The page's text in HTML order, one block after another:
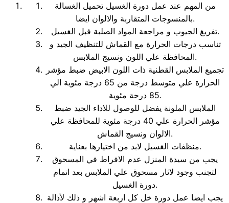
من المهم عند عمل دورة الغسيل تحميل الغسالة
بالمنسوجات المتقاربة والالوان ايضا.
تفريغ الجيوب و مراجعة المواد الصلبة فبل الغسيل.
تناسب درجات الحرارة مع القماش للتنظيف الجيد و
المحافظة علي اللون ونسيج الملابس.
تجميع الملابس القطنية ذات اللون الابيض ضبط مؤشر
الحرارة علي متوسط درجة من 65 درجة مئوية الي
85 درحة مئوية.
الملابس الملونة يفضل للوصول للاداء الجيد ضبط
مؤشر الحرارة علي 40 درجة مئوية للمحافظة علي
الالوان ونسيج القماش.
منظفات الغسيل لابد من اختيارها بعناية.
يجب من سيدة المنزل عدم الافراط في المسحوق
لتجنب وجود لاثار مسحوق علي الملابس بعد اتمام
دورة الغسيل.
يجب ايضا عمل دورة خل كل اربعة اشهر و ذلك لأذالة